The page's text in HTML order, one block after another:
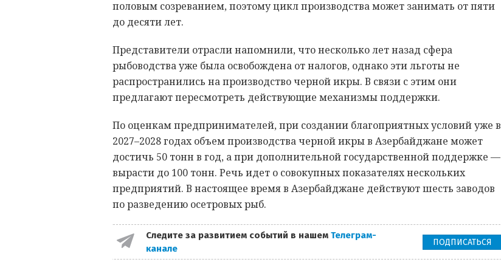
половым созреванием, поэтому цикл производства может занимать от пяти
до десяти лет.
Представители отрасли напомнили, что несколько лет назад сфера
рыбоводства уже была освобождена от налогов, однако эти льготы не
распространились на производство черной икры. В связи с этим они
предлагают пересмотреть действующие механизмы поддержки.
По оценкам предпринимателей, при создании благоприятных условий уже в
2027–2028 годах объем производства черной икры в Азербайджане может
достичь 50 тонн в год, а при дополнительной государственной поддержке —
вырасти до 100 тонн. Речь идет о совокупных показателях нескольких
предприятий. В настоящее время в Азербайджане действуют шесть заводов
по разведению осетровых рыб.
Следите за развитием событий в нашем Телеграм-
канале
ПОДПИСАТЬСЯ